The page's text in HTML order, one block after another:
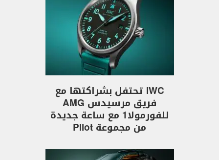
IWC تحتفل بشراكتها مع
فريق مرسيدس AMG
للفورمولا1 مع ساعة جديدة
من مجموعة Pilot